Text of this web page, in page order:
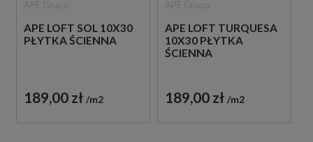
APE LOFT SOL 10X30
PŁYTKA ŚCIENNA
189,00 zł m2
APE LOFT TURQUESA
10X30 PŁYTKA
ŚCIENNA
189,00 zł m2